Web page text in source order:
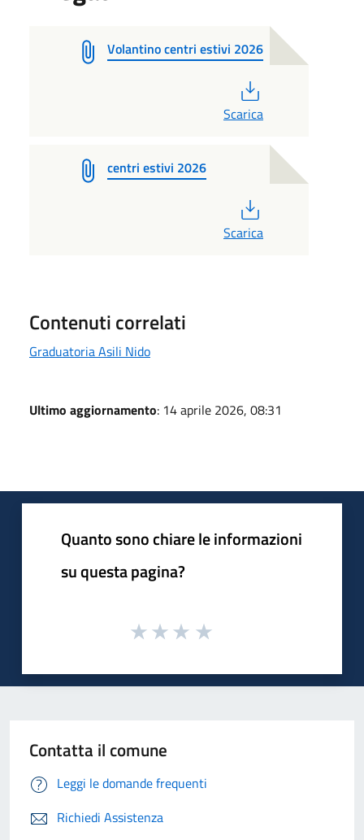
Volantino centri estivi 2026
Scarica
centri estivi 2026
Scarica
Contenuti correlati
Graduatoria Asili Nido
Ultimo aggiornamento: 14 aprile 2026, 08:31
Quanto sono chiare le informazioni
su questa pagina?
Contatta il comune
Leggi le domande frequenti
Richiedi Assistenza